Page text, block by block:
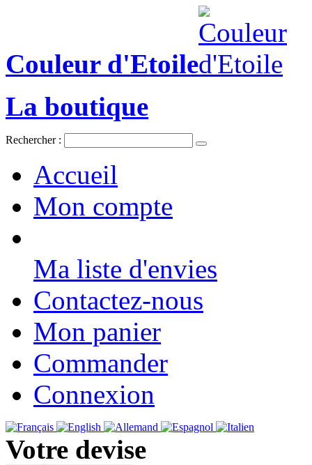
Couleur d'Etoile
La boutique
Rechercher :
Accueil
Mon compte
Ma liste d'envies
Contactez-nous
Mon panier
Commander
Connexion
Votre devise